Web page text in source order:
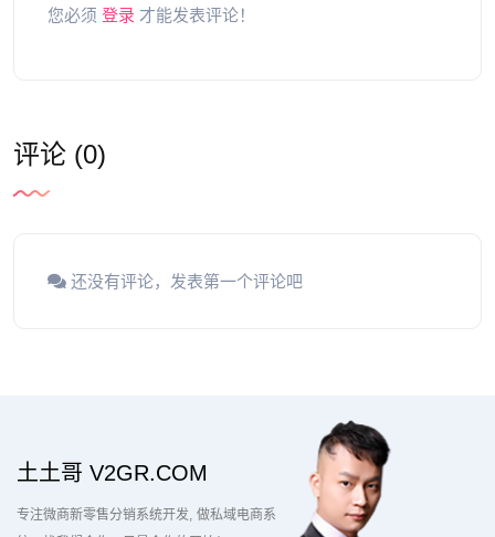
您必须 登录 才能发表评论！
评论 (0)
还没有评论，发表第一个评论吧
土土哥 V2GR.COM
专注微商新零售分销系统开发 做私域电商系